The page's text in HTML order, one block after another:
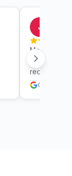
J
Merci
toilettes en
Google